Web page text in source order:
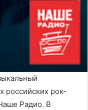
российских рок-
Радио. В